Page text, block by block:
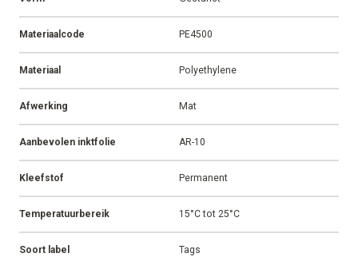
Materiaalcode PE4500
Materiaal Polyethylene
Afwerking Mat
Aanbevolen inktfolie AR-10
Kleefstof Permanent
Temperatuurbereik 15°C tot 25°C
Soort label Tags